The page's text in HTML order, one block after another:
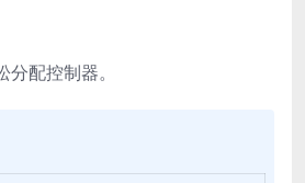
配控制器。